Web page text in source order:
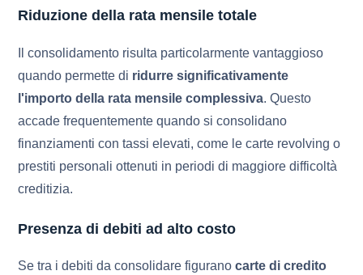
Riduzione della rata mensile totale
Il consolidamento risulta particolarmente vantaggioso
quando permette di ridurre significativamente
l'importo della rata mensile complessiva. Questo
accade frequentemente quando si consolidano
finanziamenti con tassi elevati, come le carte revolving o
prestiti personali ottenuti in periodi di maggiore difficoltà
creditizia.
Presenza di debiti ad alto costo
Se tra i debiti da consolidare figurano carte di credito